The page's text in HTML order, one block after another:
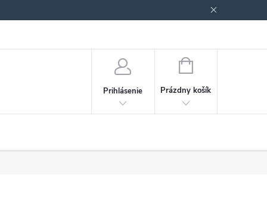
Prihlásenie
NÁKUPNÝ
Prázdny košík